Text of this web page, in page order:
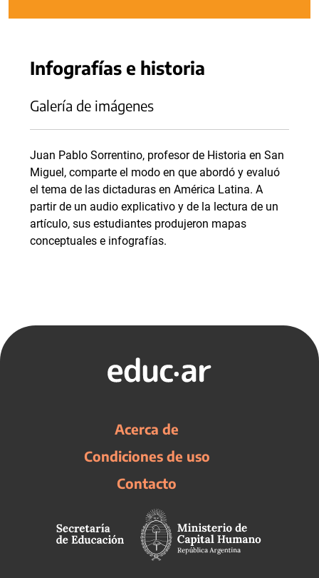
Infografías e historia
Galería de imágenes
Juan Pablo Sorrentino, profesor de Historia en San
Miguel, comparte el modo en que abordó y evaluó
el tema de las dictaduras en América Latina. A
partir de un audio explicativo y de la lectura de un
artículo, sus estudiantes produjeron mapas
conceptuales e infografías.
Acerca de
Condiciones de uso
Contacto